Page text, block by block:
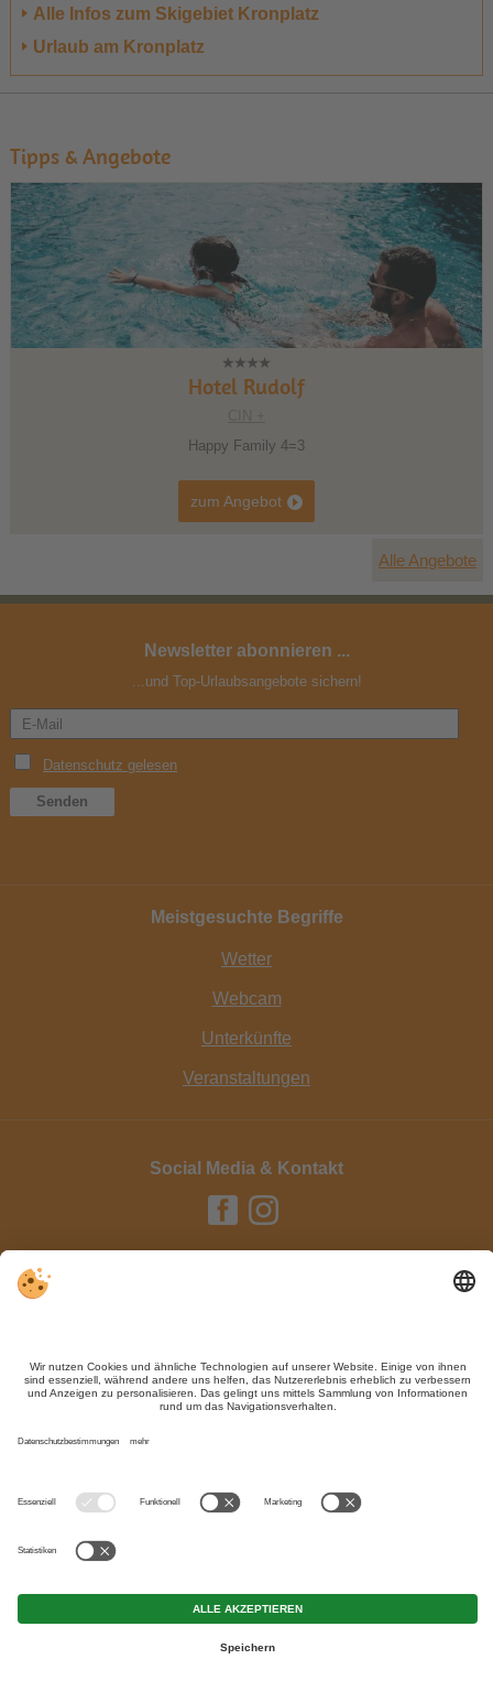
Alle Infos zum Skigebiet Kronplatz
Urlaub am Kronplatz
Ayurveda & SPA
Tipps & Angebote
Hotel Rudolf
Happy Family 4=3
zum Angebot
1 2
Alle Angebote
Newsletter abonnieren ...
...und Top-Urlaubsangebote sichern!
Meistgesuchte Begriffe
Wetter
Webcam
Unterkünfte
Veranstaltungen
Social Media & Kontakt
Individuelle Cookie-Einstellungen
auftreten. Wir übernehmen keine Gewähr für die Richtigkeit und Vollständigkeit
Informieren Sie sich sicherheitshalber nochmals beim Veranstalter vor Ort über
MwSt.-Nr. IT02365710215